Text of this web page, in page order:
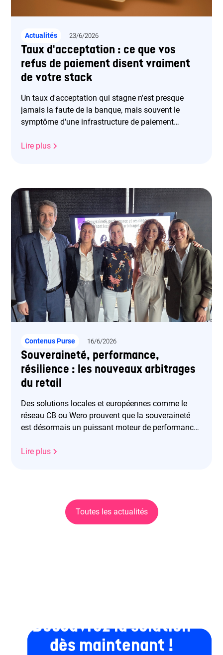
Actualités 23/6/2026
Taux d'acceptation : ce que vos
refus de paiement disent vraiment
de votre stack
Un taux d'acceptation qui stagne n'est presque
jamais la faute de la banque, mais souvent le
symptôme d'une infrastructure de paiement
l'enjeu financier est colossal : sur un site générant
Lire plus
Contenus Purse 16/6/2026
Souveraineté, performance,
résilience : les nouveaux arbitrages
du retail
Des solutions locales et européennes comme le
réseau CB ou Wero prouvent que la souveraineté
est désormais un puissant moteur de performance
Lire plus
Toutes les actualités
Découvrez la solution
dès maintenant !